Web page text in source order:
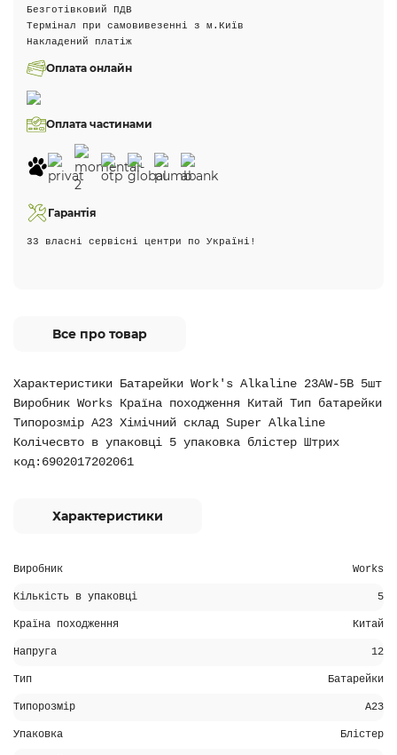
Безготівковий ПДВ
Термінал при самовивезенні з м.Київ
Накладений платіж
Оплата онлайн
Оплата частинами
Гарантія
33 власні сервісні центри по Україні!
Все про товар
Характеристики Батарейки Work's Alkaline 23AW-5B 5шт
Виробник Works Країна походження Китай Тип батарейки
Типорозмір A23 Хімічний склад Super Alkaline
Колічесвто в упаковці 5 упаковка блістер Штрих
код:6902017202061
Характеристики
Виробник Works
Кількість в упаковці 5
Країна походження Китай
Напруга 12
Тип Батарейки
Типорозмір A23
Упаковка Блістер